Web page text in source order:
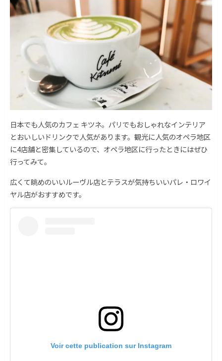
日本でも人気のカフェ キツネ。パリでもおしゃれなインテリア
とおいしいドリンクで人気があります。観光に人気のオペラ地区
に4店舗と密集しているので、オペラ地区に行ったときにはぜひ
行ってみて。
広くて眺めのいいルーヴル店とテラスが気持ちいいパレ・ロワイ
ヤル店がおすすめです。
Voir cette publication sur Instagram